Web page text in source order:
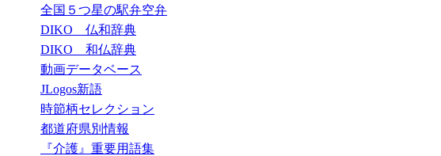
全国５つ星の駅弁空弁
DIKO 仏和辞典
DIKO 和仏辞典
動画データベース
JLogos新語
時節柄セレクション
都道府県別情報
『介護』重要用語集